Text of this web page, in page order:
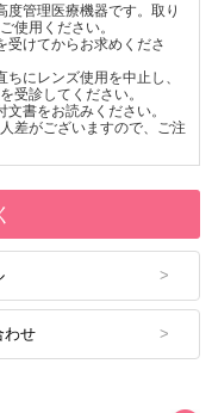
度管理医療機器です。取り
使用ください。
受けてからお求めくださ
にレンズ使用を中止し、
受診してください。
書をお読みください。
差がございますので、ご注
わせ